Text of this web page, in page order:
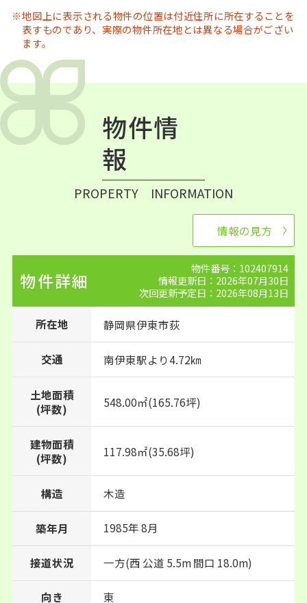
地図上に表示される物件の位置は付近住所に所在することを
表すものであり、実際の物件所在地とは異なる場合がござい
ます。
物件情
報
PROPERTY INFORMATION
情報の見方
物件詳細
物件番号：102407914
情報更新日：2026年07月30日
次回更新予定日：2026年08月13日
所在地 静岡県伊東市荻
交通 南伊東駅より4.72㎞
土地面積
(坪数)
548.00㎡(165.76坪)
建物面積
(坪数)
117.98㎡(35.68坪)
構造 木造
築年月 1985年 8月
接道状況 一方(西 公道 5.5m 間口 18.0m)
向き 東